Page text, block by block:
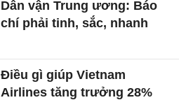
Dân vận Trung ương: Báo
chí phải tinh, sắc, nhanh
Điều gì giúp Vietnam
Airlines tăng trưởng 28%